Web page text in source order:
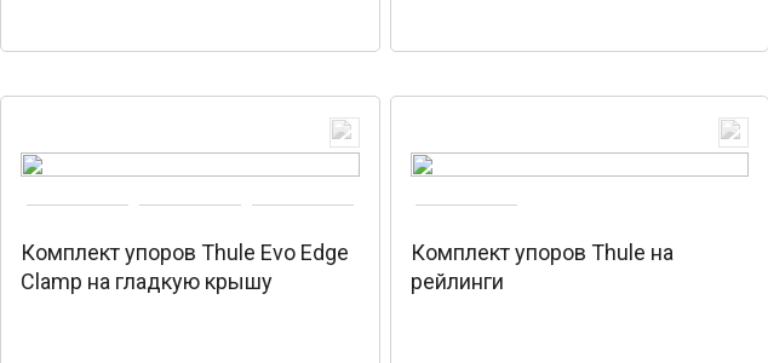
Комплект упоров Thule Evo Edge
Clamp на гладкую крышу
Комплект упоров Thule на
рейлинги